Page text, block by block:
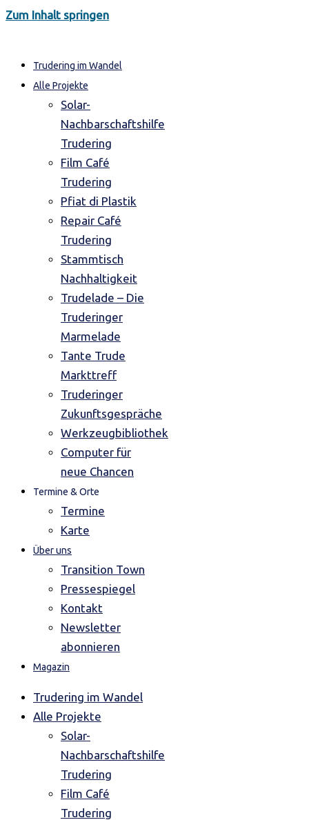
Zum Inhalt springen
Trudering im Wandel
Alle Projekte
Solar-
Nachbarschaftshilfe
Trudering
Film Café
Trudering
Pfiat di Plastik
Repair Café
Trudering
Stammtisch
Nachhaltigkeit
Trudelade – Die
Truderinger
Marmelade
Tante Trude
Markttreff
Truderinger
Zukunftsgespräche
Werkzeugbibliothek
Computer für
neue Chancen
Termine & Orte
Termine
Karte
Über uns
Transition Town
Pressespiegel
Kontakt
Newsletter
abonnieren
Magazin
Trudering im Wandel
Alle Projekte
Solar-
Nachbarschaftshilfe
Trudering
Film Café
Trudering